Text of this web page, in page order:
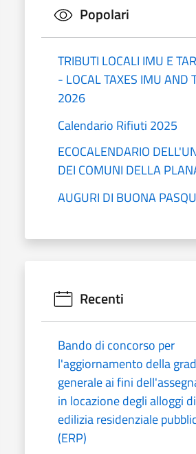
Popolari
TRIBUTI LOCALI IMU E
- LOCAL TAXES IMU AND
2026
Calendario Rifiuti 2025
ECOCALENDARIO
DEI COMUNI DELLA
AUGURI DI BUONA
Recenti
Bando di concorso per
l'aggiornamento della
generale ai fini
in locazione degli alloggi di
edilizia residenziale
(ERP)